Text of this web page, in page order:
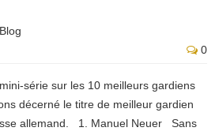
Blog
0
série sur les 10 meilleurs gardiens
décerné le titre de meilleur gardien
allemand. 1. Manuel Neuer Sans